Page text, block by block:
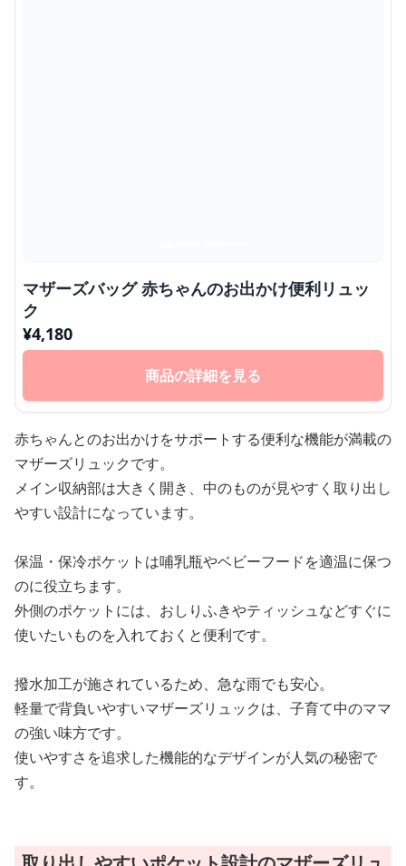
マザーズバッグ 赤ちゃんのお出かけ便利リュッ
ク
¥4,180
商品の詳細を見る
赤ちゃんとのお出かけをサポートする便利な機能が満載の
マザーズリュックです。
メイン収納部は大きく開き、中のものが見やすく取り出し
やすい設計になっています。
保温・保冷ポケットは哺乳瓶やベビーフードを適温に保つ
のに役立ちます。
外側のポケットには、おしりふきやティッシュなどすぐに
使いたいものを入れておくと便利です。
撥水加工が施されているため、急な雨でも安心。
軽量で背負いやすいマザーズリュックは、子育て中のママ
の強い味方です。
使いやすさを追求した機能的なデザインが人気の秘密で
す。